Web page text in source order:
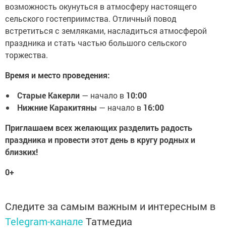
возможность окунуться в атмосферу настоящего
сельского гостеприимства. Отличный повод
встретиться с земляками, насладиться атмосферой
праздника и стать частью большого сельского
торжества.
Время и место проведения:
Старые Какерли — начало в 10:00
Нижние Каракитяны — начало в 16:00
Приглашаем всех желающих разделить радость
праздника и провести этот день в кругу родных и
близких!
0+
Следите за самым важным и интересным в
Telegram-канале Татмедиа